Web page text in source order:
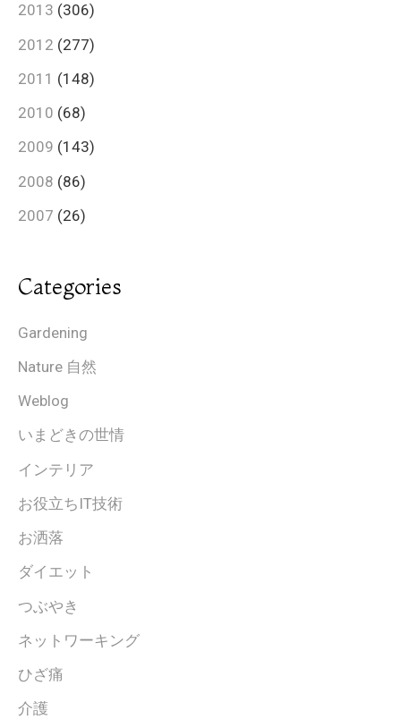
2013 (306)
2012 (277)
2011 (148)
2010 (68)
2009 (143)
2008 (86)
2007 (26)
Categories
Gardening
Nature 自然
Weblog
いまどきの世情
インテリア
お役立ちIT技術
お洒落
ダイエット
つぶやき
ネットワーキング
ひざ痛
介護